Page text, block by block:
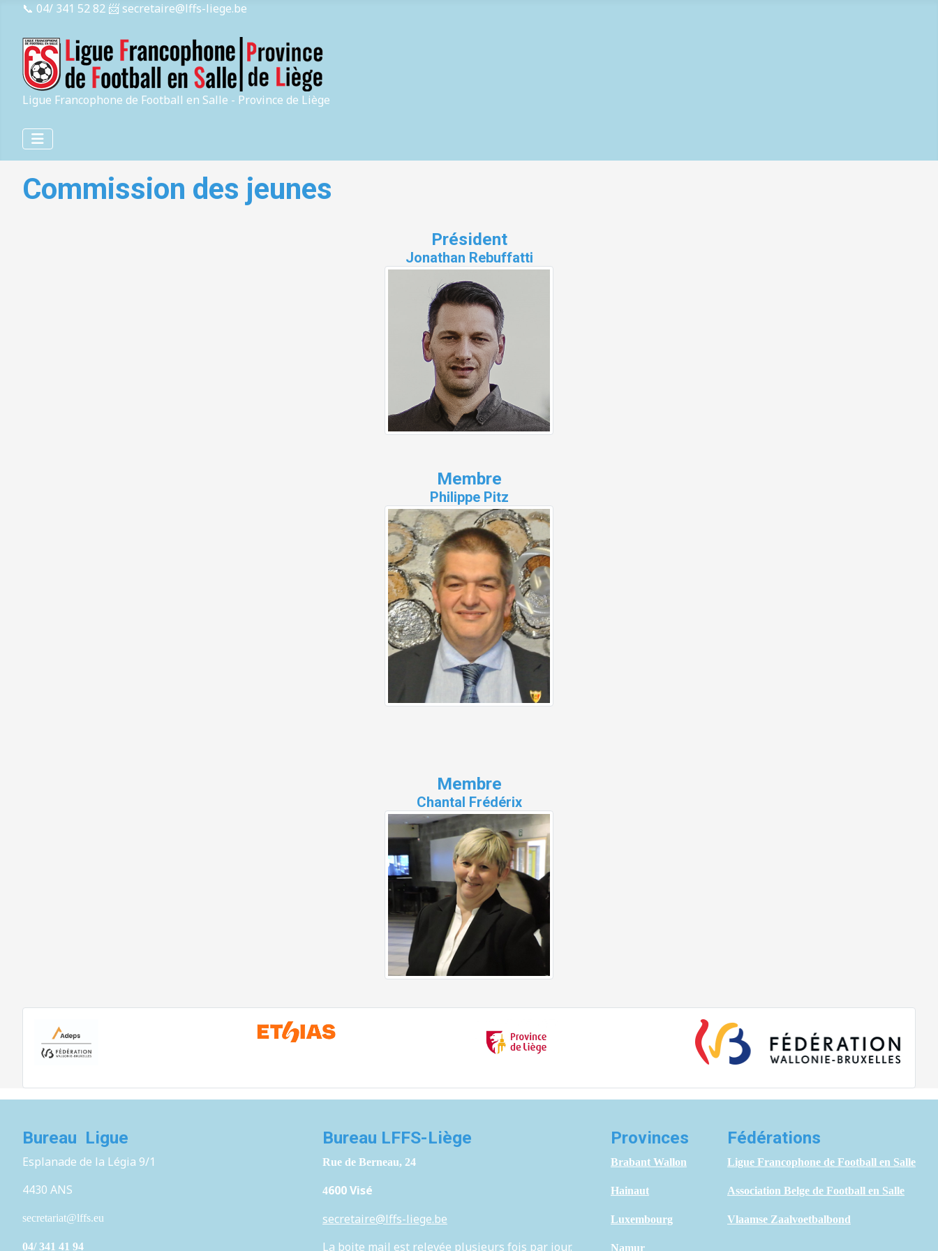
📞 04/ 341 52 82 📨 secretaire@lffs-liege.be
Ligue Francophone de Football en Salle - Province de Liège
Commission des jeunes
Président
Jonathan Rebuffatti
Membre
Philippe Pitz
Membre
Chantal Frédérix
Bureau Ligue
Esplanade de la Légia 9/1
4430 ANS
secretariat@lffs.eu
04/ 341 41 94
Bureau LFFS-Liège
Rue de Berneau, 24
4600 Visé
secretaire@lffs-liege.be
La boite mail est relevée plusieurs fois par jour.
Provinces
Brabant Wallon
Hainaut
Luxembourg
Namur
Fédérations
Ligue Francophone de Football en Salle
Association Belge de Football en Salle
Vlaamse Zaalvoetbalbond